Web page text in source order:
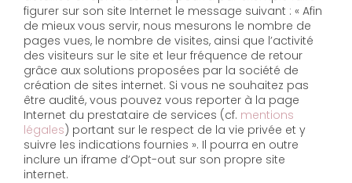
figurer sur son site Internet le message suivant : « Afin
de mieux vous servir, nous mesurons le nombre de
pages vues, le nombre de visites, ainsi que l’activité
des visiteurs sur le site et leur fréquence de retour
grâce aux solutions proposées par la société de
création de sites internet. Si vous ne souhaitez pas
être audité, vous pouvez vous reporter à la page
Internet du prestataire de services (cf. mentions
légales) portant sur le respect de la vie privée et y
suivre les indications fournies ». Il pourra en outre
inclure un iframe d’Opt-out sur son propre site
internet.